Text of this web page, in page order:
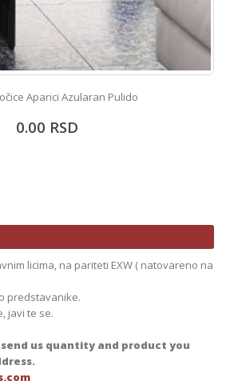
Aparici Azularan Pulido
0.00 RSD
licima, na pariteti EXW ( natovareno na
predstavanike.
javi te se.
send us quantity and product you